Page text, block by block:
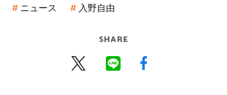
ニュース 入野自由
SHARE